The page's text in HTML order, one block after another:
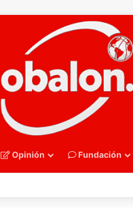
Opinión Fundación
el sueño de los Hispanos